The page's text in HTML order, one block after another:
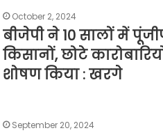
October 2, 2024
बीजेपी ने 10 सालों में
किसानों, छोटे
शोषण किया : खरगे
September 20, 2024